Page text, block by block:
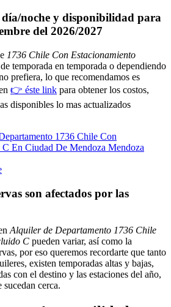
noche y disponibilidad para
del 2026/2027
1736 Chile Con Estacionamiento
temporada en temporada o dependiendo
prefiera, lo que recomendamos es
👉 éste link para obtener los costos,
disponibles lo mas actualizados
son afectados por las
Alquiler de Departamento 1736 Chile
C pueden variar, así como la
por eso queremos recordarte que tanto
existen temporadas altas y bajas,
con el destino y las estaciones del año,
cerca.